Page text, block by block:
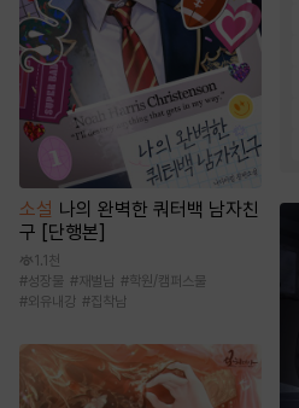
소설 나의 완벽한 쿼터백 남자친
구 [단행본]
1.1천
#성장물 # 재벌남 #학원/캠퍼스물
#외유내강 #집착남